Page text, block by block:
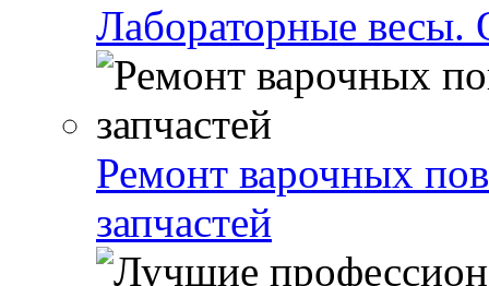
Лабораторные весы.
Ремонт варочных
запчастей